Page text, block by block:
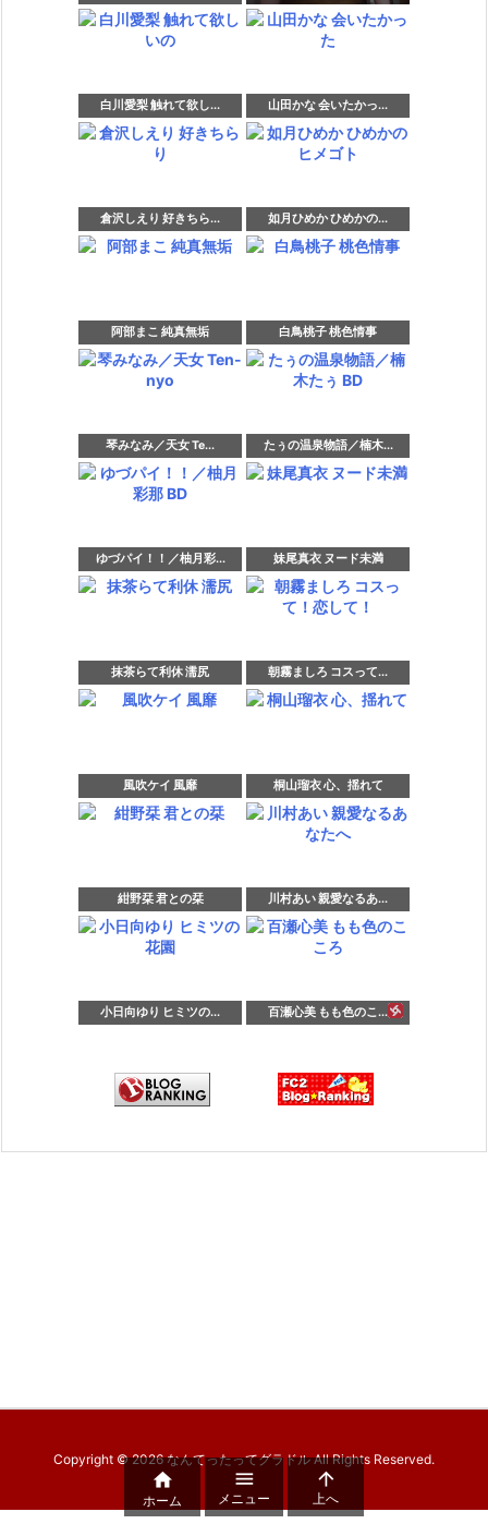
白川愛梨 触れて欲し... 山田かな 会いたかっ...
倉沢しえり 好きちら... 如月ひめか ひめかの...
阿部まこ 純真無垢 白鳥桃子 桃色情事
琴みなみ／天女 Te... たぅの温泉物語／楠木...
ゆづパイ！！／柚月彩... 妹尾真衣 ヌード未満
抹茶らて利休 濡尻 朝霧ましろ コスって...
風吹ケイ 風靡 桐山瑠衣 心、揺れて
紺野栞 君との栞 川村あい 親愛なるあ...
小日向ゆり ヒミツの... 百瀬心美 もも色のこ...
Copyright ©2026 なんてったってグラドルAll Rights Reserved.

ホーム

メニュー

上へ